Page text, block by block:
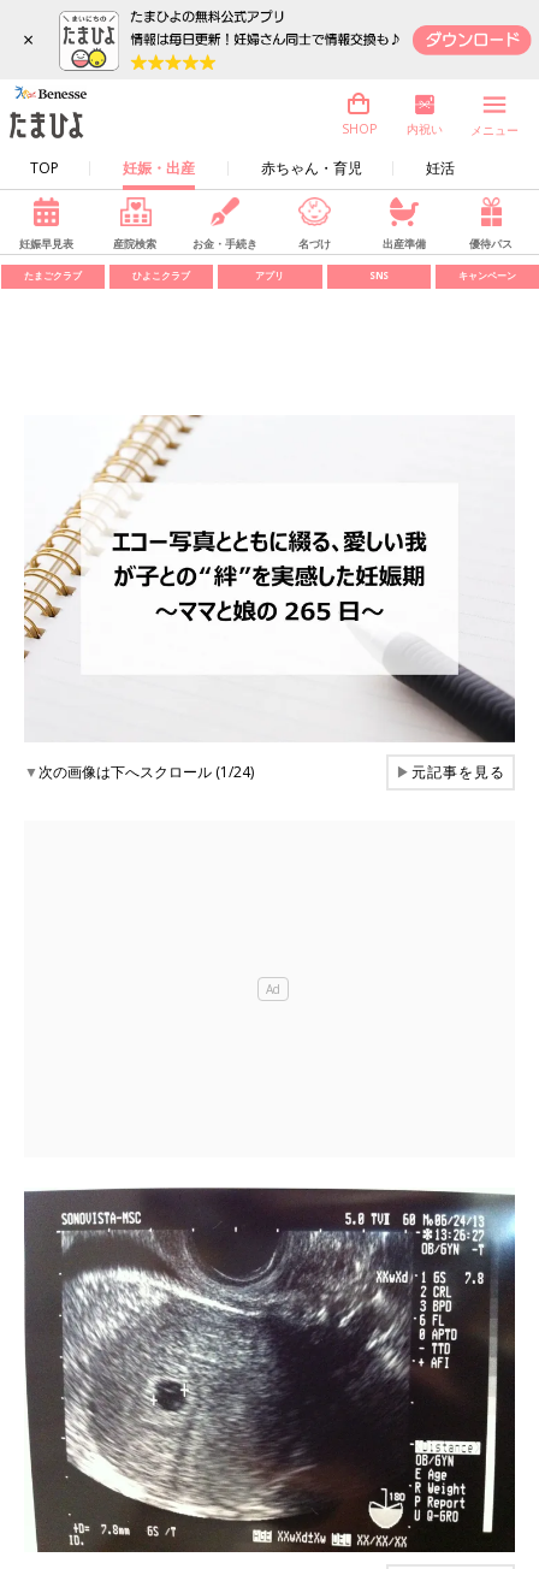
×
TOP 妊娠・出産 赤ちゃん・育児 妊活
SHOP 内祝い メニュー
妊娠早見表 産院検索 お金・手続き 名づけ 出産準備 優待パス
たまごクラブ ひよこクラブ アプリ SNS キャンペーン
▼次の画像は下へスクロール (1/24) ▶元記事を見る